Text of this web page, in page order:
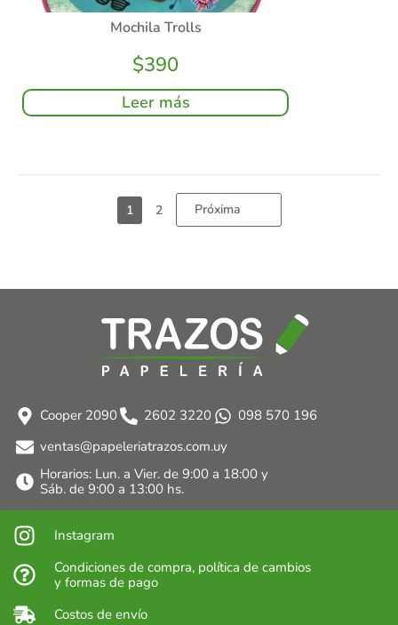
Mochila Trolls
$390
Leer más
1 2 Próxima
Cooper 2090 2602 3220
098 570 196
ventas@papeleriatrazos.com.uy
Horarios: Lun. a Vier. de 9:00 a 18:00 y
Sáb. de 9:00 a 13:00 hs.
Instagram
Condiciones de compra, política de cambios
y formas de pago
Costos de envío